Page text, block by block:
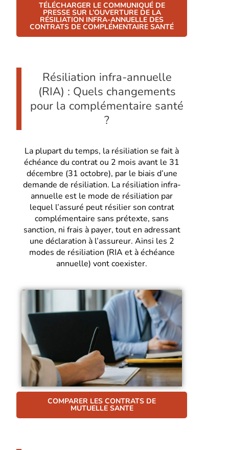
TÉLÉCHARGER LE COMMUNIQUÉ DE
PRESSE SUR L’OUVERTURE DE LA
RÉSILIATION INFRA-ANNUELLE DES
CONTRATS DE COMPLÉMENTAIRE SANTÉ
Résiliation infra-annuelle
(RIA) : Quels changements
pour la complémentaire santé
?
La plupart du temps, la résiliation se fait à
échéance du contrat ou 2 mois avant le 31
décembre (31 octobre), par le biais d’une
demande de résiliation. La résiliation infra-
annuelle est le mode de résiliation par
lequel l’assuré peut résilier son contrat
complémentaire sans prétexte, sans
sanction, ni frais à payer, tout en adressant
une déclaration à l’assureur. Ainsi les 2
modes de résiliation (RIA et à échéance
annuelle) vont coexister.
COMPARER LES CONTRATS DE
MUTUELLE SANTE